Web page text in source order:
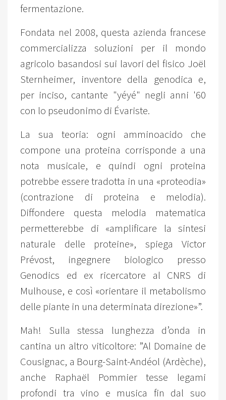
fermentazione.
Fondata nel 2008, questa azienda francese
commercializza soluzioni per il mondo
agricolo basandosi sui lavori del fisico Joël
Sternheimer, inventore della genodica e,
per inciso, cantante "yéyé" negli anni '60
con lo pseudonimo di Évariste.
La sua teoria: ogni amminoacido che
compone una proteina corrisponde a una
nota musicale, e quindi ogni proteina
potrebbe essere tradotta in una «proteodia»
(contrazione di proteina e melodia).
Diffondere questa melodia matematica
permetterebbe di «amplificare la sintesi
naturale delle proteine», spiega Victor
Prévost, ingegnere biologico presso
Genodics ed ex ricercatore al CNRS di
Mulhouse, e così «orientare il metabolismo
delle piante in una determinata direzione»”.
Mah! Sulla stessa lunghezza d’onda in
cantina un altro viticoltore: ”Al Domaine de
Cousignac, a Bourg-Saint-Andéol (Ardèche),
anche Raphaël Pommier tesse legami
profondi tra vino e musica fin dal suo